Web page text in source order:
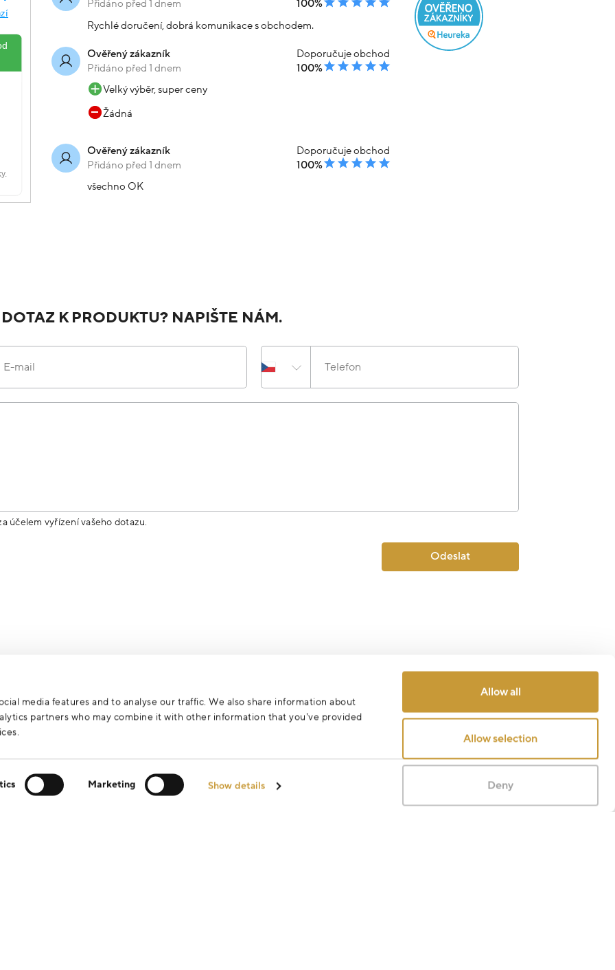
media features and to analyse our traffic. We also share information about
partners who may combine it with other information that you’ve provided
Marketing Show details
Allow all
Allow selection
Deny
Přidáno před 1 dnem
100%
Rychlé doručení, dobrá komunikace s obchodem.
Ověřený zákazník
Přidáno před 1 dnem
Doporučuje obchod
100%
Velký výběr, super ceny
Žádná
Ověřený zákazník
Přidáno před 1 dnem
Doporučuje obchod
100%
všechno OK
K PRODUKTU? NAPIŠTE NÁM.
E-mail Telefon
účelem vyřízení vašeho dotazu.
Odeslat